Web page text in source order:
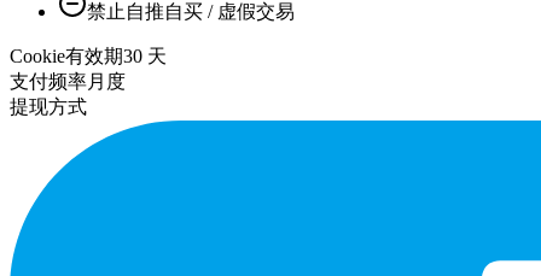
禁止自推自买 / 虚假交易
Cookie有效期30 天
支付频率月度
提现方式